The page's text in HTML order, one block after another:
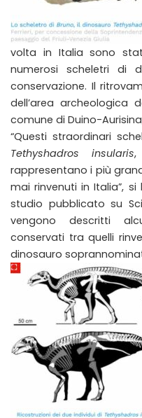
volta in Italia sono
numerosi scheletri di
conservazione. Il
dell’area archeologica
comune di Duino-
“Questi straordinari
Tethyshadros insularis,
rappresentano i più
mai rinvenuti in Italia”,
studio pubblicato su
vengono descritti
conservati tra quelli
dinosauro